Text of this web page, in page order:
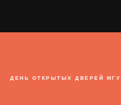
ДЕНЬ ОТКРЫТЫХ ДВЕРЕЙ МГУ